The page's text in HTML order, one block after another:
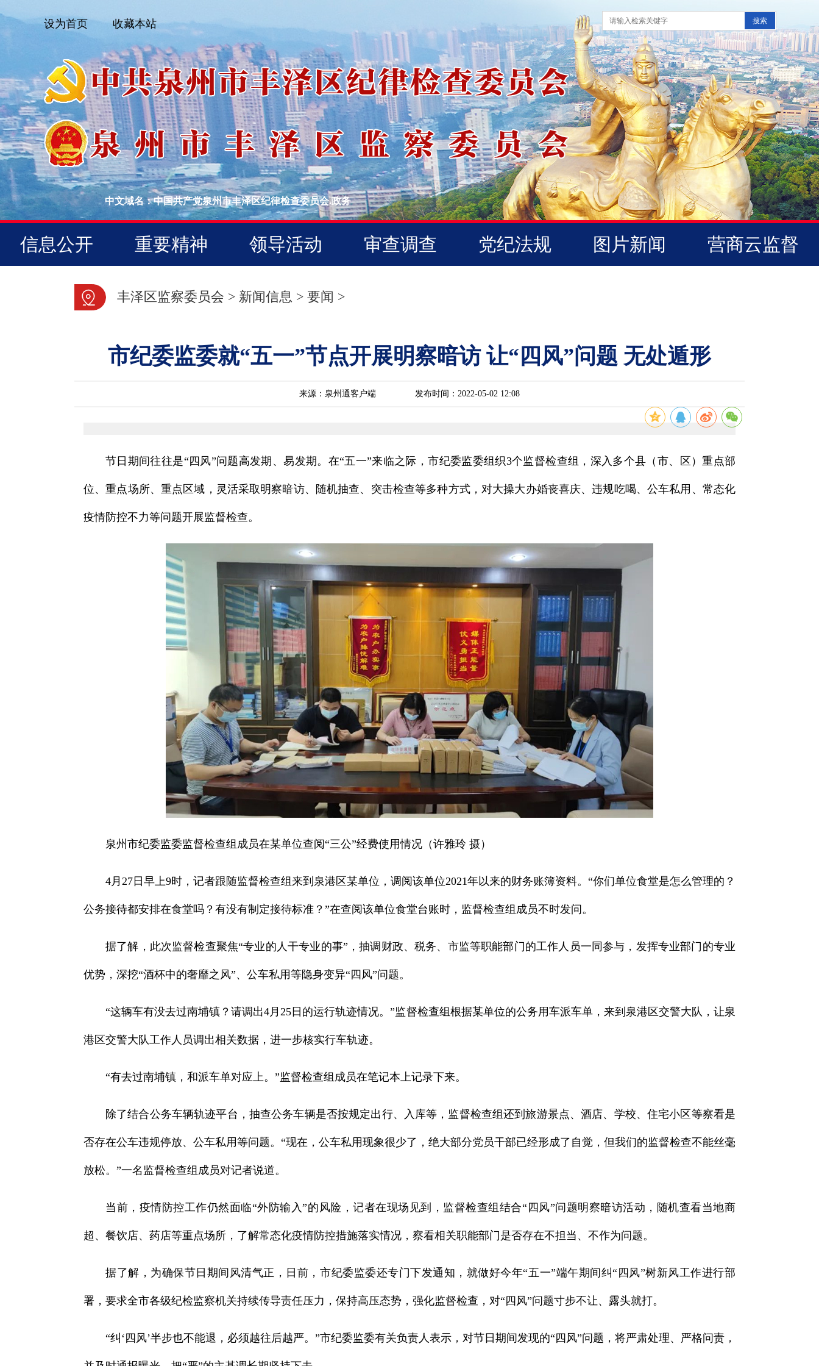
设为首页 收藏本站
中文域名：中国共产党泉州市丰泽区纪律检查委员会.政务
信息公开 重要精神 领导活动 审查调查 党纪法规 图片新闻 营商云监督
丰泽区监察委员会 > 新闻信息 > 要闻 >
市纪委监委就“五一”节点开展明察暗访 让“四风”问题 无处遁形
来源：泉州通客户端 发布时间：2022-05-02 12:08
节日期间往往是“四风”问题高发期、易发期。在“五一”来临之际，市纪委监委组织3个监督检查组，深入多个县（市、区）重点部
位、重点场所、重点区域，灵活采取明察暗访、随机抽查、突击检查等多种方式，对大操大办婚丧喜庆、违规吃喝、公车私用、常态化
疫情防控不力等问题开展监督检查。
泉州市纪委监委监督检查组成员在某单位查阅“三公”经费使用情况（许雅玲 摄）
4月27日早上9时，记者跟随监督检查组来到泉港区某单位，调阅该单位2021年以来的财务账簿资料。“你们单位食堂是怎么管理的？
公务接待都安排在食堂吗？有没有制定接待标准？”在查阅该单位食堂台账时，监督检查组成员不时发问。
据了解，此次监督检查聚焦“专业的人干专业的事”，抽调财政、税务、市监等职能部门的工作人员一同参与，发挥专业部门的专业
优势，深挖“酒杯中的奢靡之风”、公车私用等隐身变异“四风”问题。
“这辆车有没去过南埔镇？请调出4月25日的运行轨迹情况。”监督检查组根据某单位的公务用车派车单，来到泉港区交警大队，让泉
港区交警大队工作人员调出相关数据，进一步核实行车轨迹。
“有去过南埔镇，和派车单对应上。”监督检查组成员在笔记本上记录下来。
除了结合公务车辆轨迹平台，抽查公务车辆是否按规定出行、入库等，监督检查组还到旅游景点、酒店、学校、住宅小区等察看是
否存在公车违规停放、公车私用等问题。“现在，公车私用现象很少了，绝大部分党员干部已经形成了自觉，但我们的监督检查不能丝毫
放松。”一名监督检查组成员对记者说道。
当前，疫情防控工作仍然面临“外防输入”的风险，记者在现场见到，监督检查组结合“四风”问题明察暗访活动，随机查看当地商
超、餐饮店、药店等重点场所，了解常态化疫情防控措施落实情况，察看相关职能部门是否存在不担当、不作为问题。
据了解，为确保节日期间风清气正，日前，市纪委监委还专门下发通知，就做好今年“五一”端午期间纠“四风”树新风工作进行部
署，要求全市各级纪检监察机关持续传导责任压力，保持高压态势，强化监督检查，对“四风”问题寸步不让、露头就打。
“纠‘四风’半步也不能退，必须越往后越严。”市纪委监委有关负责人表示，对节日期间发现的“四风”问题，将严肃处理、严格问责，